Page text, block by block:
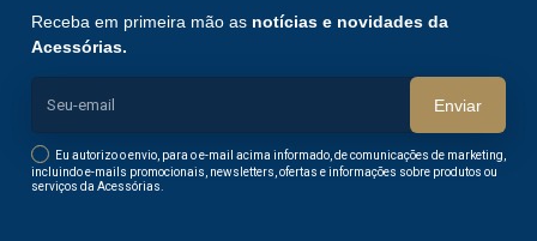
Receba em primeira mão as notícias e novidades da
Acessórias.
Eu autorizo o envio, para o e-mail acima informado, de comunicações de marketing,
incluindo e-mails promocionais, newsletters, ofertas e informações sobre produtos ou
serviços da Acessórias.
Enviar